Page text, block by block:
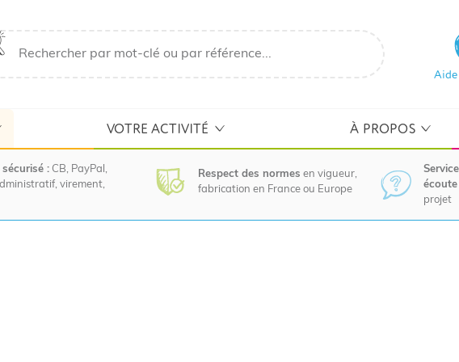
Aide
VOTRE ACTIVITÉ À PROPOS
: CB, PayPal,
virement,
Respect des normes en vigueur,
fabrication en France ou Europe
écoute
projet